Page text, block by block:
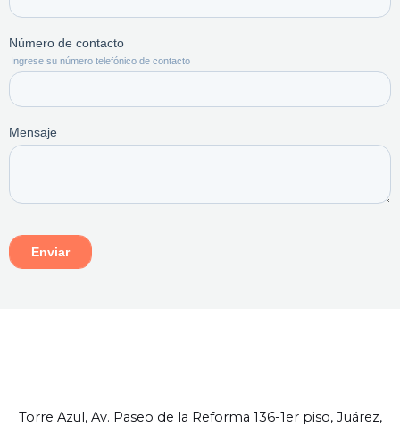
Torre Azul, Av. Paseo de la Reforma 136-1er piso, Juárez,